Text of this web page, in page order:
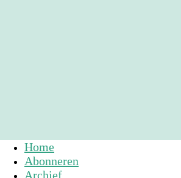
Home
Abonneren
Archief